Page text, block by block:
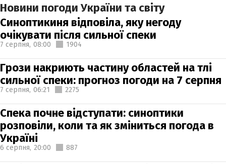
Новини погоди України та світу
Синоптикиня відповіла, яку негоду
очікувати після сильної спеки
7 серпня, 08:00 1904
Грози накриють частину областей на тлі
сильної спеки: прогноз погоди на 7 серпня
7 серпня, 06:21 2275
Спека почне відступати: синоптики
розповіли, коли та як зміниться погода в
Україні
6 серпня, 20:00 887